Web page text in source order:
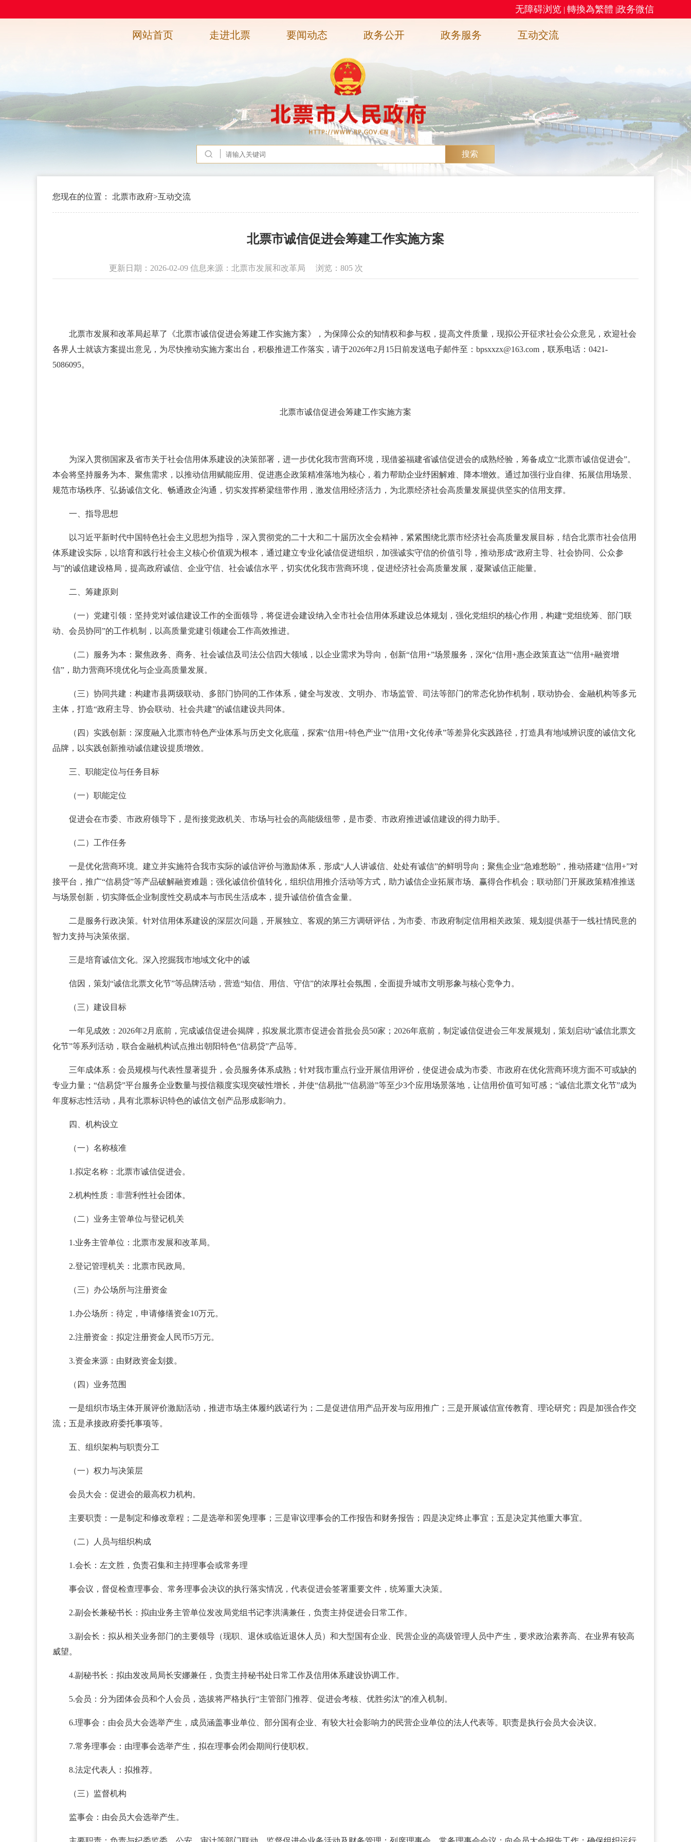
无障碍浏览 | 轉換為繁體 |政务微信
网站首页 走进北票 要闻动态 政务公开 政务服务 互动交流
搜索
您现在的位置： 北票市政府>互动交流
北票市诚信促进会筹建工作实施方案
更新日期：2026-02-09 信息来源：北票市发展和改革局 浏览： 805 次
北票市发展和改革局起草了《北票市诚信促进会筹建工作实施方案》，为保障公众的知情权和参与权，提高文件质量，现拟公开征求社会公众意见，欢迎社会
各界人士就该方案提出意见，为尽快推动实施方案出台，积极推进工作落实，请于2026年2月15日前发送电子邮件至：bpsxxzx@163.com，联系电话：0421-
5086095。
北票市诚信促进会筹建工作实施方案
为深入贯彻国家及省市关于社会信用体系建设的决策部署，进一步优化我市营商环境，现借鉴福建省诚信促进会的成熟经验，筹备成立“北票市诚信促进会”。
本会将坚持服务为本、聚焦需求，以推动信用赋能应用、促进惠企政策精准落地为核心，着力帮助企业纾困解难、降本增效。通过加强行业自律、拓展信用场景、
规范市场秩序、弘扬诚信文化、畅通政企沟通，切实发挥桥梁纽带作用，激发信用经济活力，为北票经济社会高质量发展提供坚实的信用支撑。
一、指导思想
以习近平新时代中国特色社会主义思想为指导，深入贯彻党的二十大和二十届历次全会精神，紧紧围绕北票市经济社会高质量发展目标，结合北票市社会信用
体系建设实际，以培育和践行社会主义核心价值观为根本，通过建立专业化诚信促进组织，加强诚实守信的价值引导，推动形成“政府主导、社会协同、公众参
与”的诚信建设格局，提高政府诚信、企业守信、社会诚信水平，切实优化我市营商环境，促进经济社会高质量发展，凝聚诚信正能量。
二、筹建原则
（一）党建引领：坚持党对诚信建设工作的全面领导，将促进会建设纳入全市社会信用体系建设总体规划，强化党组织的核心作用，构建“党组统筹、部门联
动、会员协同”的工作机制，以高质量党建引领建会工作高效推进。
（二）服务为本：聚焦政务、商务、社会诚信及司法公信四大领域，以企业需求为导向，创新“信用+”场景服务，深化“信用+惠企政策直达”“信用+融资增
信”，助力营商环境优化与企业高质量发展。
（三）协同共建：构建市县两级联动、多部门协同的工作体系，健全与发改、文明办、市场监管、司法等部门的常态化协作机制，联动协会、金融机构等多元
主体，打造“政府主导、协会联动、社会共建”的诚信建设共同体。
（四）实践创新：深度融入北票市特色产业体系与历史文化底蕴，探索“信用+特色产业”“信用+文化传承”等差异化实践路径，打造具有地域辨识度的诚信文化
品牌，以实践创新推动诚信建设提质增效。
三、职能定位与任务目标
（一）职能定位
促进会在市委、市政府领导下，是衔接党政机关、市场与社会的高能级纽带，是市委、市政府推进诚信建设的得力助手。
（二）工作任务
一是优化营商环境。建立并实施符合我市实际的诚信评价与激励体系，形成“人人讲诚信、处处有诚信”的鲜明导向；聚焦企业“急难愁盼”，推动搭建“信用+”对
接平台，推广“信易贷”等产品破解融资难题；强化诚信价值转化，组织信用推介活动等方式，助力诚信企业拓展市场、赢得合作机会；联动部门开展政策精准推送
与场景创新，切实降低企业制度性交易成本与市民生活成本，提升诚信价值含金量。
二是服务行政决策。针对信用体系建设的深层次问题，开展独立、客观的第三方调研评估，为市委、市政府制定信用相关政策、规划提供基于一线社情民意的
智力支持与决策依据。
三是培育诚信文化。深入挖掘我市地域文化中的诚
信因，策划“诚信北票文化节”等品牌活动，营造“知信、用信、守信”的浓厚社会氛围，全面提升城市文明形象与核心竞争力。
（三）建设目标
一年见成效：2026年2月底前，完成诚信促进会揭牌，拟发展北票市促进会首批会员50家；2026年底前，制定诚信促进会三年发展规划，策划启动“诚信北票文
化节”等系列活动，联合金融机构试点推出朝阳特色“信易贷”产品等。
三年成体系：会员规模与代表性显著提升，会员服务体系成熟；针对我市重点行业开展信用评价，使促进会成为市委、市政府在优化营商环境方面不可或缺的
专业力量；“信易贷”平台服务企业数量与授信额度实现突破性增长，并使“信易批”“信易游”等至少3个应用场景落地，让信用价值可知可感；“诚信北票文化节”成为
年度标志性活动，具有北票标识特色的诚信文创产品形成影响力。
四、机构设立
（一）名称核准
1.拟定名称：北票市诚信促进会。
2.机构性质：非营利性社会团体。
（二）业务主管单位与登记机关
1.业务主管单位：北票市发展和改革局。
2.登记管理机关：北票市民政局。
（三）办公场所与注册资金
1.办公场所：待定，申请修缮资金10万元。
2.注册资金：拟定注册资金人民币5万元。
3.资金来源：由财政资金划拨。
（四）业务范围
一是组织市场主体开展评价激励活动，推进市场主体履约践诺行为；二是促进信用产品开发与应用推广；三是开展诚信宣传教育、理论研究；四是加强合作交
流；五是承接政府委托事项等。
五、组织架构与职责分工
（一）权力与决策层
会员大会：促进会的最高权力机构。
主要职责：一是制定和修改章程；二是选举和罢免理事；三是审议理事会的工作报告和财务报告；四是决定终止事宜；五是决定其他重大事宜。
（二）人员与组织构成
1.会长：左文胜，负责召集和主持理事会或常务理
事会议，督促检查理事会、常务理事会决议的执行落实情况，代表促进会签署重要文件，统筹重大决策。
2.副会长兼秘书长：拟由业务主管单位发改局党组书记李洪满兼任，负责主持促进会日常工作。
3.副会长：拟从相关业务部门的主要领导（现职、退休或临近退休人员）和大型国有企业、民营企业的高级管理人员中产生，要求政治素养高、在业界有较高
威望。
4.副秘书长：拟由发改局局长安娜兼任，负责主持秘书处日常工作及信用体系建设协调工作。
5.会员：分为团体会员和个人会员，选拔将严格执行“主管部门推荐、促进会考核、优胜劣汰”的准入机制。
6.理事会：由会员大会选举产生，成员涵盖事业单位、部分国有企业、有较大社会影响力的民营企业单位的法人代表等。职责是执行会员大会决议。
7.常务理事会：由理事会选举产生，拟在理事会闭会期间行使职权。
8.法定代表人：拟推荐。
（三）监督机构
监事会：由会员大会选举产生。